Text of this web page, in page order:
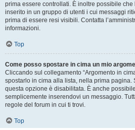
prima essere controllati. È inoltre possibile che
inserito in un gruppo di utenti i cui messaggi
prima di essere resi visibili. Contatta
informazioni.
Top
Come posso spostare in cima un mio
Cliccando sul collegamento “Argomento in
spostarlo in cima alla lista, nella prima pagina.
questa opzione è disabilitata. È anche
semplicemente inserendovi un messaggio.
regole del forum in cui ti trovi.
Top